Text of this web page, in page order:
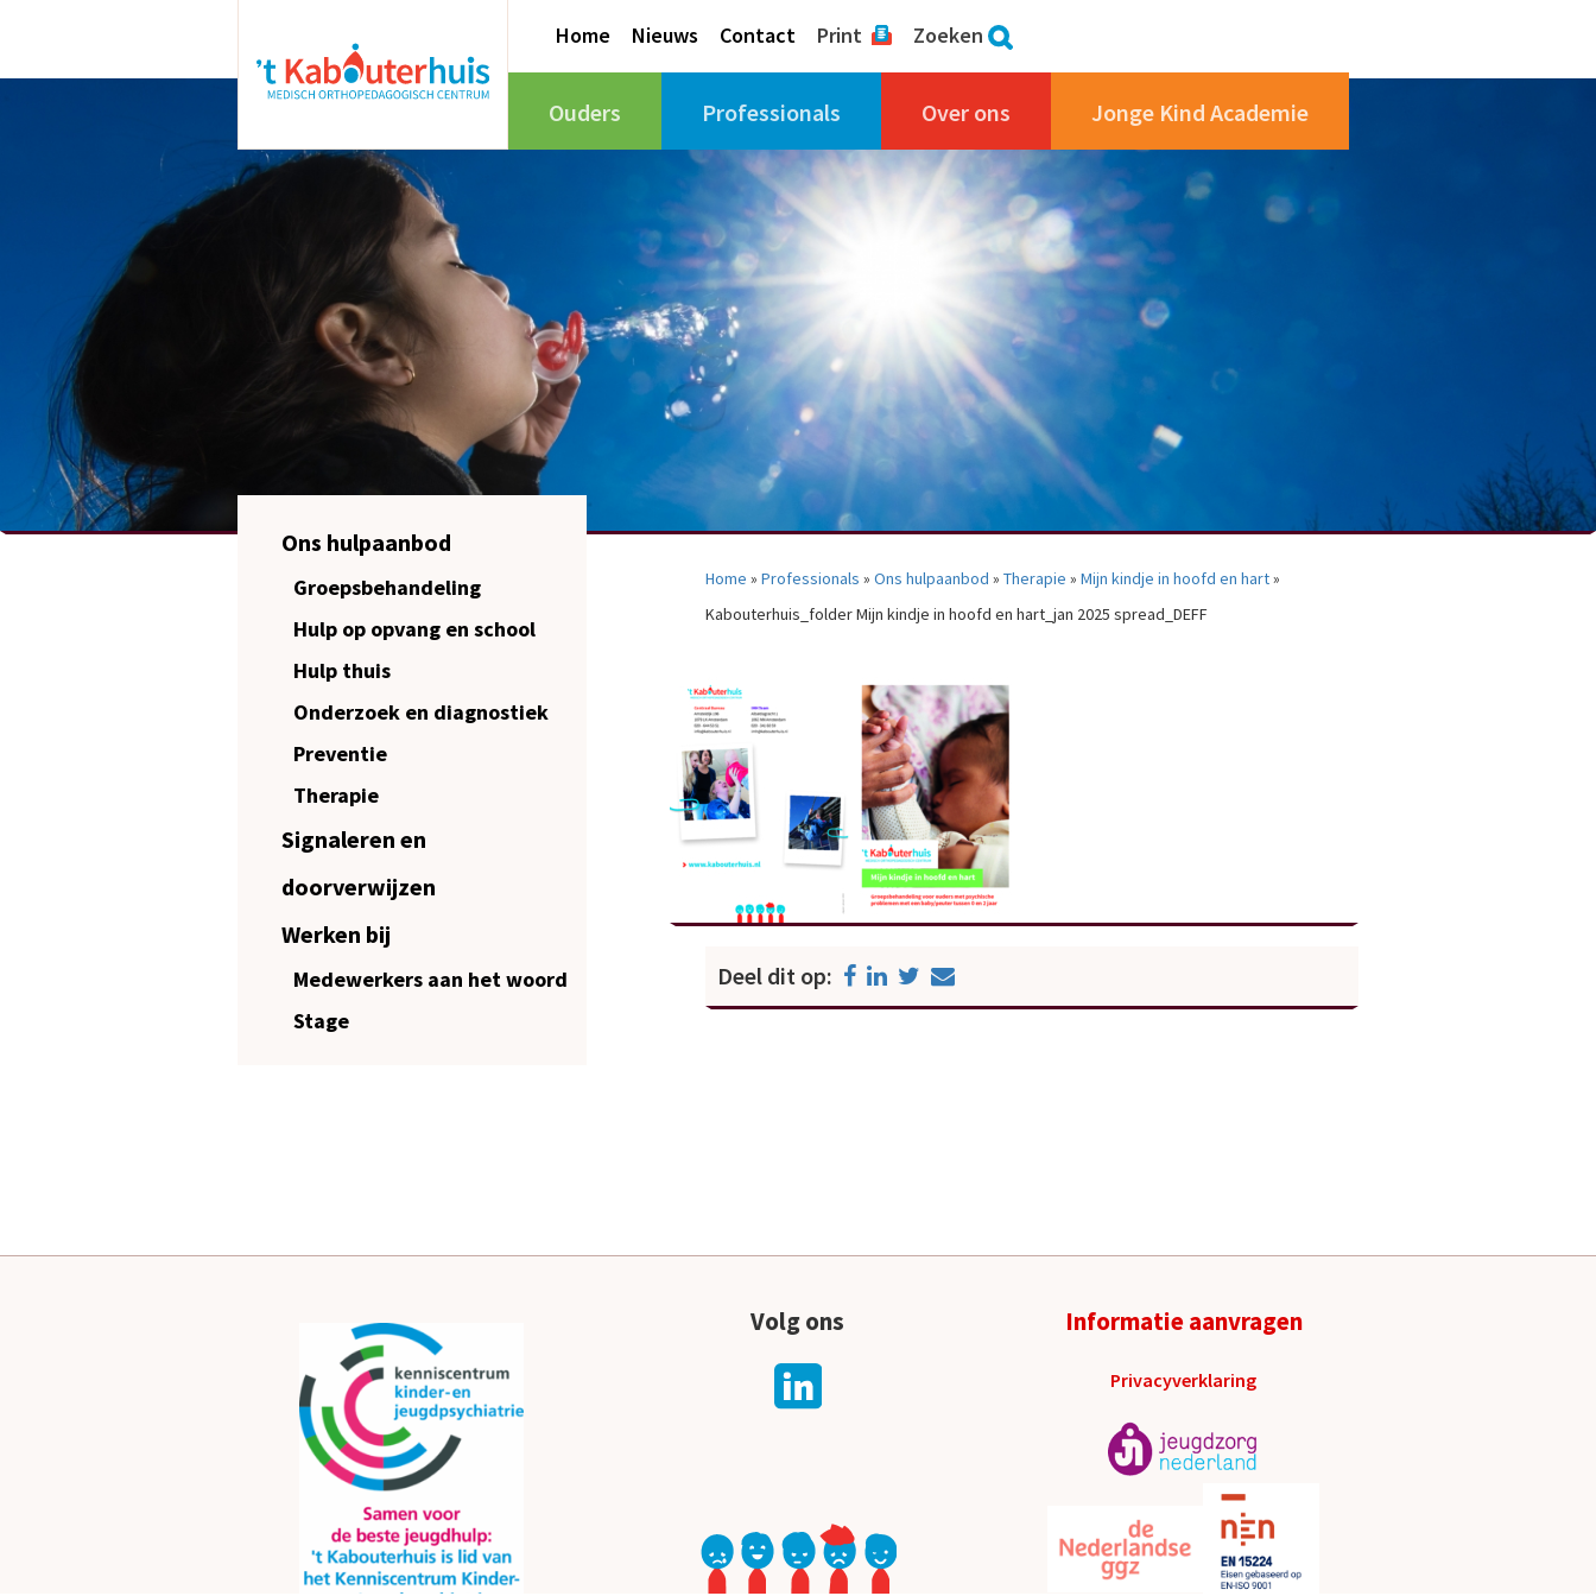
Home Nieuws Contact Print Zoeken
Ouders Professionals Over ons Jonge Kind Academie
Ons hulpaanbod
Groepsbehandeling
Hulp op opvang en school
Hulp thuis
Onderzoek en diagnostiek
Preventie
Therapie
Signaleren en
doorverwijzen
Werken bij
Medewerkers aan het woord
Stage
Home »Professionals »Ons hulpaanbod »Therapie »Mijn kindje in hoofd en hart»
Kabouterhuis_folder Mijn kindje in hoofd en hart_jan 2025 spread_DEFF
Deel dit op:
Volg ons Informatie aanvragen
Privacyverklaring